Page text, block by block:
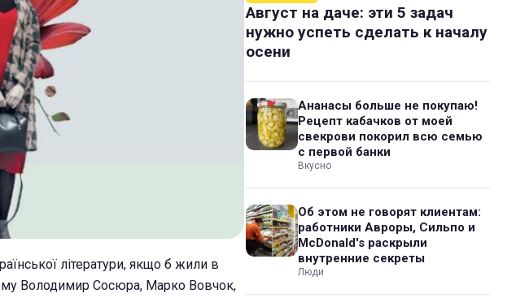
літератури, якщо б жили в
Володимир Сосюра, Марко Вовчок,
Август на даче: эти 5 задач
нужно успеть сделать к началу
осени
Ананасы больше не покупаю!
Рецепт кабачков от моей
свекрови покорил всю семью
с первой банки
Вкусно
Об этом не говорят клиентам:
работники Авроры, Сильпо и
McDonald's раскрыли
внутренние секреты
Люди